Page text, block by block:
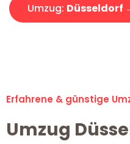
Umzug: Düsseldorf
Erfahrene & günstige
Umzug